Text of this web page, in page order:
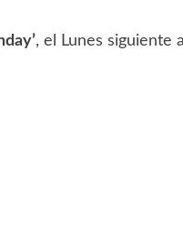
, el Lunes siguiente